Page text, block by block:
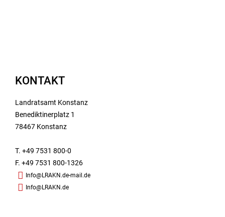
KONTAKT
Landratsamt Konstanz
Benediktinerplatz 1
78467 Konstanz
T. +49 7531 800-0
F. +49 7531 800-1326
Info@LRAKN.de-mail.de
Info@LRAKN.de